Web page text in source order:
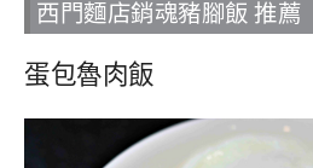
西門麵店銷魂豬腳飯 推薦
蛋包魯肉飯